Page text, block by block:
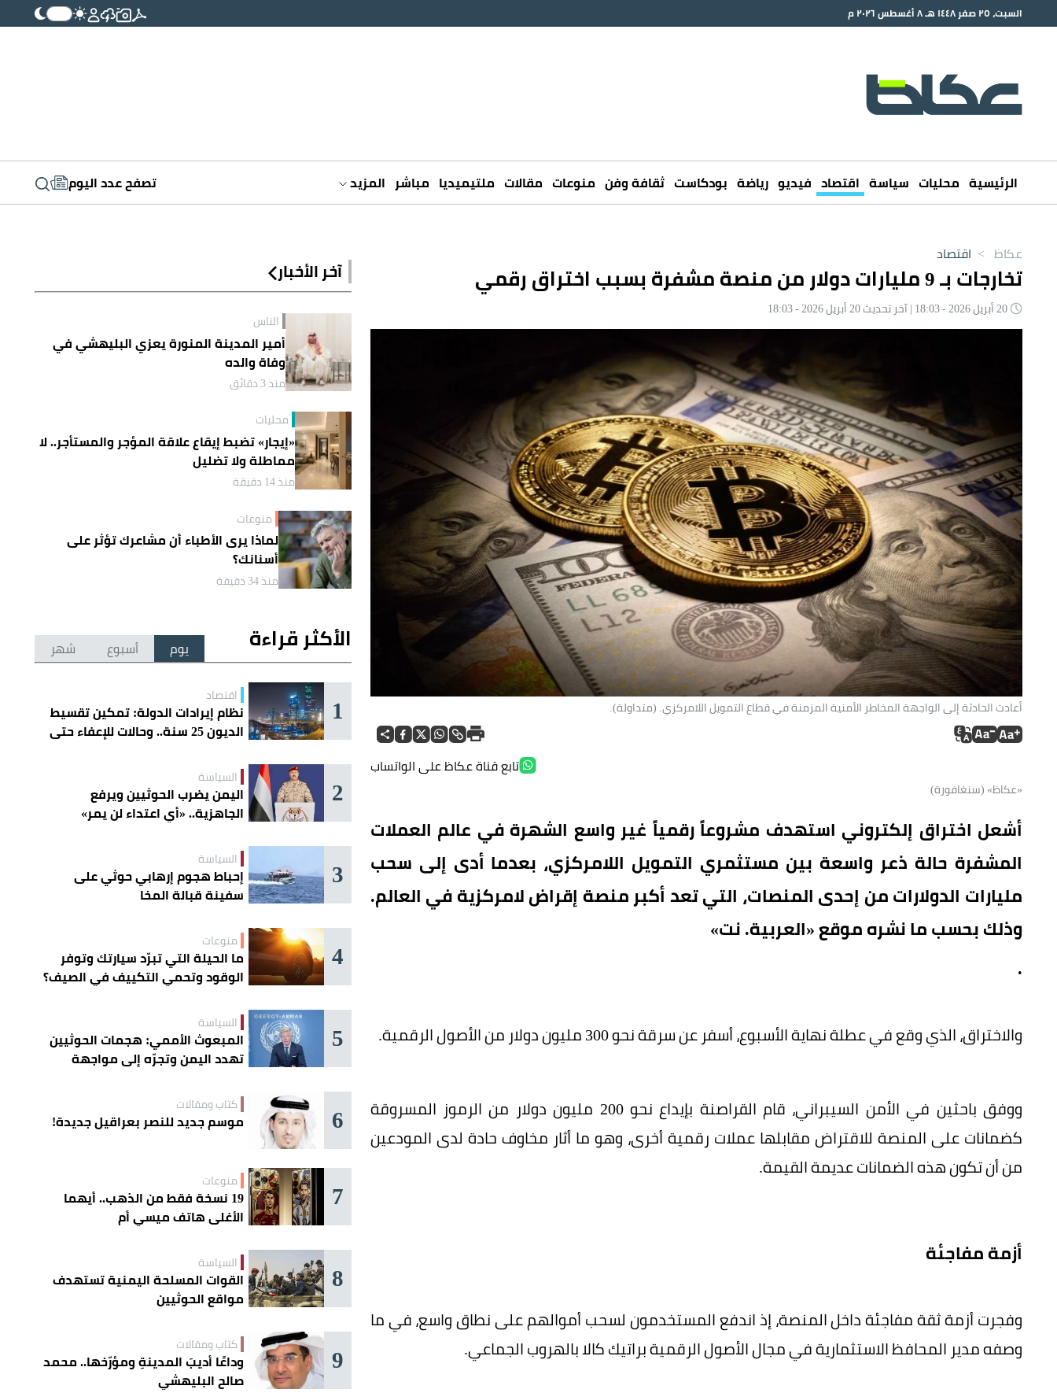
السبت، ٢٥ صفر ١٤٤٨ هـ ٨ أغسطس ٢٠٢٦ م
الرئيسية محليات سياسة اقتصاد فيديو رياضة بودكاست ثقافة وفن منوعات مقالات ملتيميديا مباشر المزيد تصفح عدد اليوم
عكاظ > اقتصاد
تخارجات بـ 9 مليارات دولار من منصة مشفرة بسبب اختراق رقمي
أعادت الحادثة إلى الواجهة المخاطر الأمنية المزمنة في قطاع التمويل اللامركزي. (متداولة).
تابع قناة عكاظ على الواتساب
«عكاظ» (سنغافورة)
أشعل اختراق إلكتروني استهدف مشروعاً رقمياً غير واسع الشهرة في عالم العملات
المشفرة حالة ذعر واسعة بين مستثمري التمويل اللامركزي، بعدما أدى إلى سحب
مليارات الدولارات من إحدى المنصات، التي تعد أكبر منصة إقراض لامركزية في العالم.
وذلك بحسب ما نشره موقع «العربية. نت»
.
والاختراق، الذي وقع في عطلة نهاية الأسبوع، أسفر عن سرقة نحو 300 مليون دولار من الأصول الرقمية.
ووفق باحثين في الأمن السيبراني، قام القراصنة بإيداع نحو 200 مليون دولار من الرموز المسروقة
كضمانات على المنصة للاقتراض مقابلها عملات رقمية أخرى، وهو ما أثار مخاوف حادة لدى المودعين
من أن تكون هذه الضمانات عديمة القيمة.
أزمة مفاجئة
وفجرت أزمة ثقة مفاجئة داخل المنصة، إذ اندفع المستخدمون لسحب أموالهم على نطاق واسع، في ما
وصفه مدير المحافظ الاستثمارية في مجال الأصول الرقمية براتيك كالا بالهروب الجماعي.
آخر الأخبار
الناس
أمير المدينة المنورة يعزي البليهشي في
وفاة والده
منذ 3 دقائق
محليات
«إيجار» تضبط إيقاع علاقة المؤجر والمستأجر.. لا
مماطلة ولا تضليل
منذ 14 دقيقة
منوعات
لماذا يرى الأطباء أن مشاعرك تؤثر على
أسنانك؟
منذ 34 دقيقة
الأكثر قراءة يوم أسبوع شهر
1 اقتصاد
نظام إيرادات الدولة: تمكين تقسيط
الديون 25 سنة.. وحالات للإعفاء حتى
2 السياسة
اليمن يضرب الحوثيين ويرفع
الجاهزية.. «أي اعتداء لن يمر»
3 السياسة
إحباط هجوم إرهابي حوثي على
سفينة قبالة المخا
4 منوعات
ما الحيلة التي تبرّد سيارتك وتوفر
الوقود وتحمي التكييف في الصيف؟
5 السياسة
المبعوث الأممي: هجمات الحوثيين
تهدد اليمن وتجرّه إلى مواجهة
6 كتاب ومقالات
موسم جديد للنصر بعراقيل جديدة!
7 منوعات
19 نسخة فقط من الذهب.. أيهما
الأغلى هاتف ميسي أم
8 السياسة
القوات المسلحة اليمنية تستهدف
مواقع الحوثيين
9 كتاب ومقالات
وداعًا أديبَ المدينةِ ومؤرّخها.. محمد
صالح البليهشي